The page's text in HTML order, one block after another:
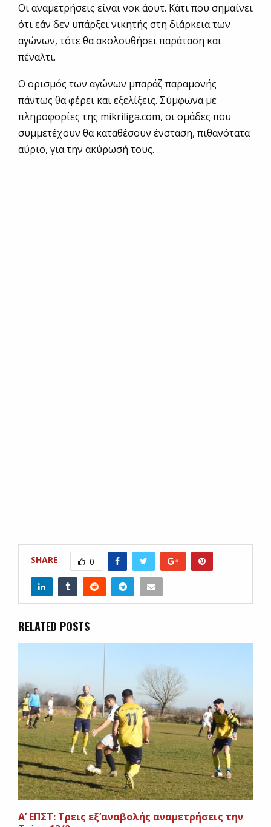
Οι αναμετρήσεις είναι νοκ άουτ. Κάτι που σημαίνει
ότι εάν δεν υπάρξει νικητής στη διάρκεια των
αγώνων, τότε θα ακολουθήσει παράταση και
πέναλτι.
Ο ορισμός των αγώνων μπαράζ παραμονής
πάντως θα φέρει και εξελίξεις. Σύμφωνα με
πληροφορίες της mikriliga.com, οι ομάδες που
συμμετέχουν θα καταθέσουν ένσταση, πιθανότατα
αύριο, για την ακύρωσή τους.
SHARE 0
RELATED POSTS
A’ EΠΣΤ: Τρεις εξ’αναβολής αναμετρήσεις την